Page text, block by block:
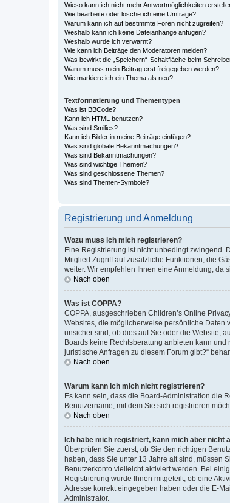
Wieso kann ich nicht mehr Antwortmöglichkeiten
Wie bearbeite oder lösche ich eine Umfrage?
Warum kann ich auf bestimmte Foren nicht zugreifen?
Weshalb kann ich keine Dateianhänge anfügen?
Weshalb wurde ich verwarnt?
Wie kann ich Beiträge den Moderatoren melden?
Was bewirkt die „Speichern“-Schaltfläche beim
Warum muss mein Beitrag erst freigegeben werden?
Wie markiere ich ein Thema als neu?
Textformatierung und Thementypen
Was ist BBCode?
Kann ich HTML benutzen?
Was sind Smilies?
Kann ich Bilder in meine Beiträge einfügen?
Was sind globale Bekanntmachungen?
Was sind Bekanntmachungen?
Was sind wichtige Themen?
Was sind geschlossene Themen?
Was sind Themen-Symbole?
Registrierung und Anmeldung
Wozu muss ich mich registrieren?
Eine Registrierung ist nicht unbedingt zwingend.
Mitglied Zugriff auf zusätzliche Funktionen, die
weiter. Wir empfehlen Ihnen eine Anmeldung, da
Nach oben
Was ist COPPA?
COPPA, ausgeschrieben Children’s Online
Websites, die möglicherweise persönliche Daten
unsicher sind, ob dies auf Sie oder die Website,
Boards keine Rechtsberatung anbieten kann
juristische Anfragen zu diesem Forum gibt?“
Nach oben
Warum kann ich mich nicht registrieren?
Es kann sein, dass die Board-Administration die
Benutzername, mit dem Sie sich registrieren
Nach oben
Ich habe mich registriert, kann mich aber nicht
Überprüfen Sie zuerst, ob Sie den richtigen
haben, dass Sie unter 13 Jahre alt sind, müssen
Benutzerkonto vielleicht aktiviert werden. Bei
Registrierung wurde Ihnen mitgeteilt, ob eine
Adresse korrekt eingegeben haben oder die E-
Administrator.